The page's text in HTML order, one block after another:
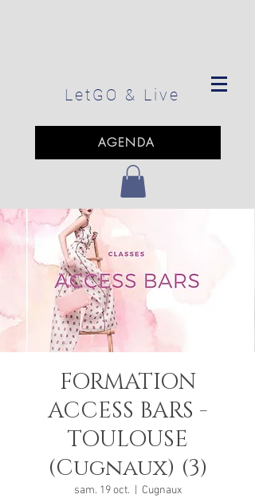
LetGO & Live
AGENDA
FORMATION
ACCESS BARS -
TOULOUSE
(Cugnaux) (3)
sam. 19 oct. Cugnaux